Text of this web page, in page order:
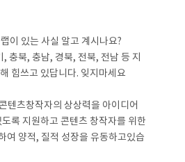
이 있는 사실 알고 계시나요?
충북, 충남, 경북, 전북, 전남 등 지
힘쓰고 있답니다. 잊지마세요
텐츠창작자의 상상력을 아이디어
록 지원하고 콘텐츠 창작자를 위한
여 양적, 질적 성장을 유동하고있습